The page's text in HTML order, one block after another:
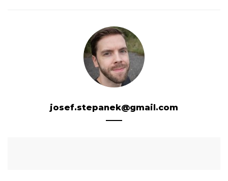
josef.stepanek@gmail.com